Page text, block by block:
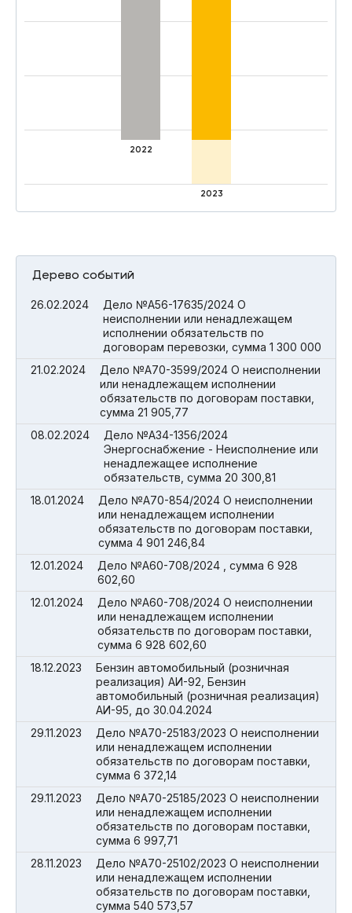
2022
2023
Дерево событий
26.02.2024
Дело №А56-17635/2024 О
неисполнении или ненадлежащем
исполнении обязательств по
договорам перевозки, сумма 1 300 000
21.02.2024
Дело №А70-3599/2024 О неисполнении
или ненадлежащем исполнении
обязательств по договорам поставки,
сумма 21 905,77
08.02.2024
Дело №А34-1356/2024
Энергоснабжение - Неисполнение или
ненадлежащее исполнение
обязательств, сумма 20 300,81
18.01.2024
Дело №А70-854/2024 О неисполнении
или ненадлежащем исполнении
обязательств по договорам поставки,
сумма 4 901 246,84
12.01.2024
Дело №А60-708/2024 , сумма 6 928
602,60
12.01.2024
Дело №А60-708/2024 О неисполнении
или ненадлежащем исполнении
обязательств по договорам поставки,
сумма 6 928 602,60
18.12.2023
Бензин автомобильный (розничная
реализация) АИ-92, Бензин
автомобильный (розничная реализация)
АИ-95, до 30.04.2024
29.11.2023
Дело №А70-25183/2023 О неисполнении
или ненадлежащем исполнении
обязательств по договорам поставки,
сумма 6 372,14
29.11.2023
Дело №А70-25185/2023 О неисполнении
или ненадлежащем исполнении
обязательств по договорам поставки,
сумма 6 997,71
28.11.2023
Дело №А70-25102/2023 О неисполнении
или ненадлежащем исполнении
обязательств по договорам поставки,
сумма 540 573,57